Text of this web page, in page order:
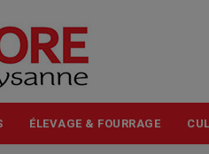
ÉLEVAGE & FOURRAGE